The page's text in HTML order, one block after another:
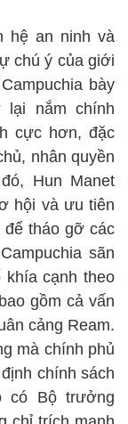
hệ an ninh và
chú ý của giới
bày
lại nắm chính
cực hơn, đặc
nhân quyền
Hun Manet
hội và ưu tiên
tháo gỡ các
sãn
khía cạnh theo
gồm cả vấn
cảng Ream.
mà chính phủ
chính sách
có Bộ trưởng